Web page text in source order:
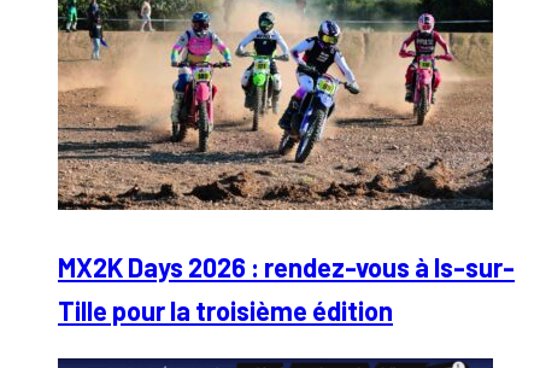
MX2K Days 2026 : rendez-vous à Is-sur-
Tille pour la troisième édition